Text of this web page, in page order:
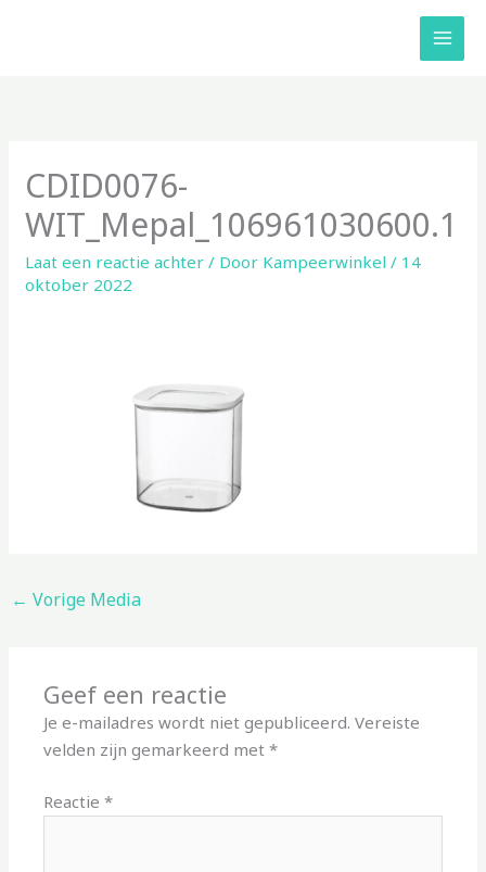
CDID0076-
WIT_Mepal_106961030600.1
Laat een reactie achter / Door Kampeerwinkel/ 14
oktober 2022
← Vorige Media
Geef een reactie
Je e-mailadres wordt niet gepubliceerd. Vereiste
velden zijn gemarkeerd met*
Reactie*